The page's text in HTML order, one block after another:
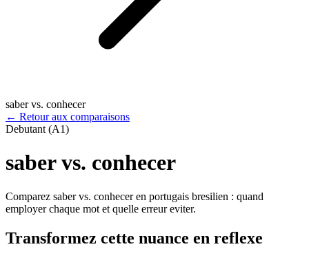
saber vs. conhecer
← Retour aux comparaisons
Debutant (A1)
saber vs. conhecer
Comparez saber vs. conhecer en portugais bresilien : quand
employer chaque mot et quelle erreur eviter.
Transformez cette nuance en reflexe